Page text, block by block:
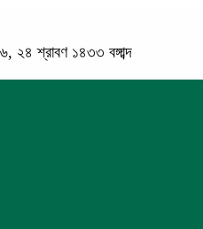
শ্রাবণ ১৪৩৩ বঙ্গাব্দ